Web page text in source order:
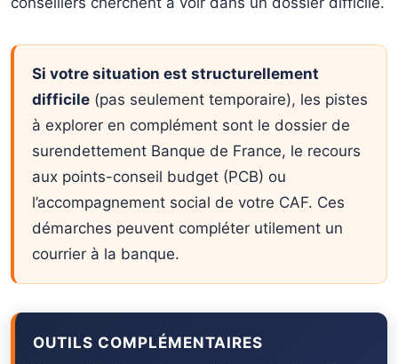
Si votre situation est structurellement
difficile (pas seulement temporaire), les pistes
à explorer en complément sont le dossier de
surendettement Banque de France, le recours
aux points-conseil budget (PCB) ou
l’accompagnement social de votre CAF. Ces
démarches peuvent compléter utilement un
courrier à la banque.
OUTILS COMPLÉMENTAIRES